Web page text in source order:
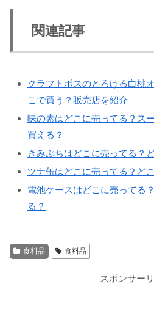
関連記事
クラフトボスのとろける白桃
こで買う？販売店を紹介
味の素はどこに売ってる？ス
買える？
きみぷちはどこに売ってる？
ツナ缶はどこに売ってる？ど
電池ケースはどこに売ってる
る？
食料品 食料品
スポンサー